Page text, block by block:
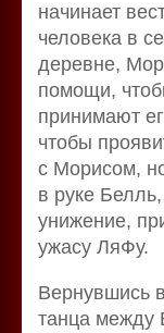
начинает
человека в
деревне,
помощи,
принимают
чтобы
с Морисом,
в руке
унижение,
ужасу ЛяФу.
Вернувшись
танца между